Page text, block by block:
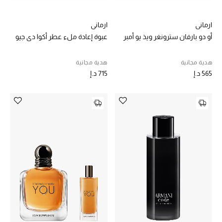
العناية الشخصية بالرجال
عودة صغاركم للمدارس
ارماني
أو دو بارفان سترونغر ويذ يو أمبر
هدية مجانية
565 د.إ
ارماني
عبوة إعادة ملء عطر أكوا دي جيو
هدية مجانية
715 د.إ